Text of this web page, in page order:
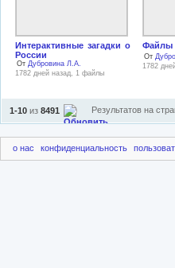
Интерактивные загадки о
России
От Дубровина Л.А.
1782 дней назад, 1 файлы
Файлы
От
1782
1-10 из 8491 Результатов на
о нас конфиденциальность